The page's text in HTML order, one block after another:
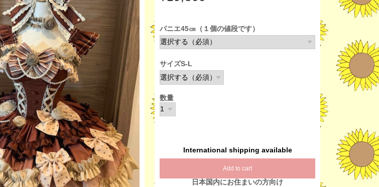
パニエ45㎝（１個の値段です）
サイズS-L
数量
International shipping available
Add to cart
日本国内にお住まいの方向け